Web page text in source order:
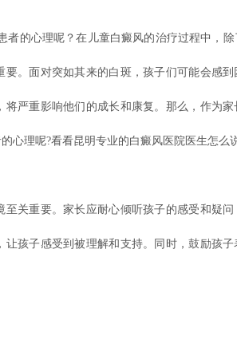
者的心理呢？在儿童白癜风的治疗过程中，除
。面对突如其来的白斑，孩子们可能会感到
严重影响他们的成长和康复。那么，作为家
心理呢?看看昆明专业的白癜风医院医生怎么
关重要。家长应耐心倾听孩子的感受和疑问
孩子感受到被理解和支持。同时，鼓励孩子